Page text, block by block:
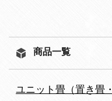
商品一覧
ユニット畳（置き畳